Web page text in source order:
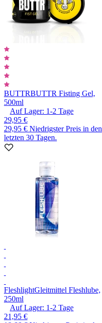
BUTTRBUTTR Fisting Gel,
500ml
Auf Lager: 1-2 Tage
29,95 €
29,95 € Niedrigster Preis in den
letzten 30 Tagen.
FleshlightGleitmittel Fleshlube,
250ml
Auf Lager: 1-2 Tage
21,95 €